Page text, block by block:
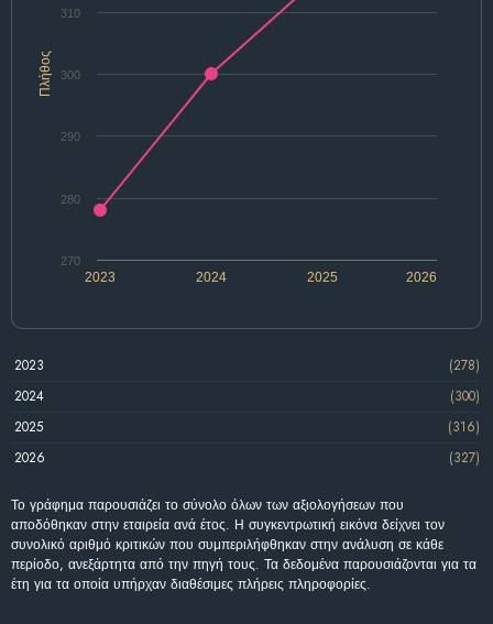
Πλήθος
2024 2026
2023 2025
270
280
290
300
310
2023
(278)
2024
(300)
2025
(316)
2026
(327)
Το γράφημα παρουσιάζει το σύνολο όλων των αξιολογήσεων που
αποδόθηκαν στην εταιρεία ανά έτος. Η συγκεντρωτική εικόνα δείχνει τον
συνολικό αριθμό κριτικών που συμπεριλήφθηκαν στην ανάλυση σε κάθε
περίοδο, ανεξάρτητα από την πηγή τους. Τα δεδομένα παρουσιάζονται για τα
έτη για τα οποία υπήρχαν διαθέσιμες πλήρεις πληροφορίες.